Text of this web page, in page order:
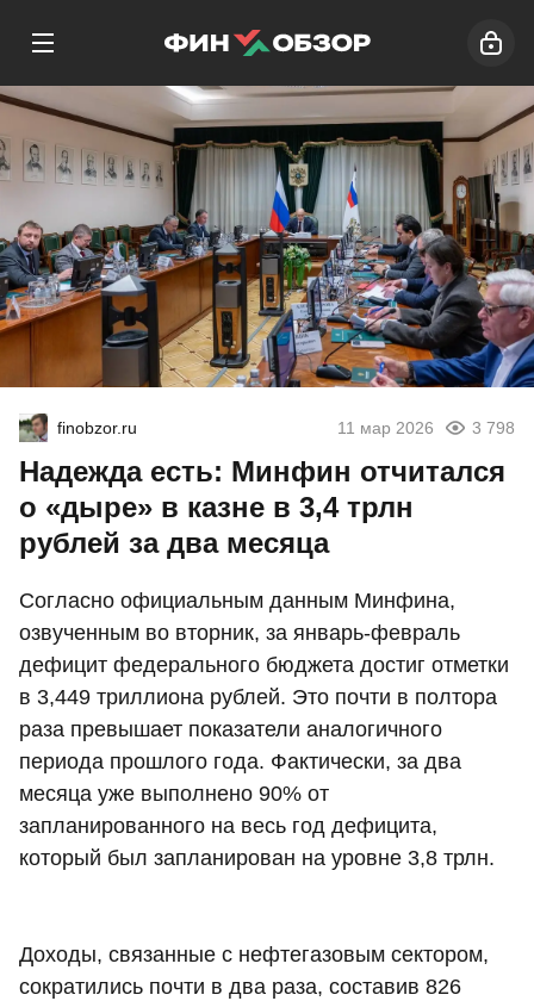
finobzor.ru 11 мар 2026 3 798
Надежда есть: Минфин отчитался
о «дыре» в казне в 3,4 трлн
рублей за два месяца
Согласно официальным данным Минфина,
озвученным во вторник, за январь-февраль
дефицит федерального бюджета достиг отметки
в 3,449 триллиона рублей. Это почти в полтора
раза превышает показатели аналогичного
периода прошлого года. Фактически, за два
месяца уже выполнено 90% от
запланированного на весь год дефицита,
который был запланирован на уровне 3,8 трлн.
Доходы, связанные с нефтегазовым сектором,
сократились почти в два раза, составив 826